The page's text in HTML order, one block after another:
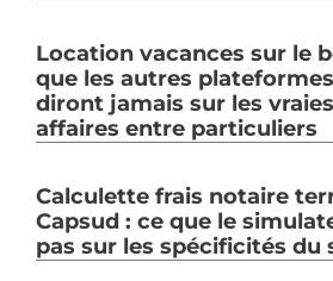
Location vacances sur le
que les autres
diront jamais sur les
affaires entre particuliers
Calculette frais notaire
Capsud : ce que le
pas sur les spécificités du